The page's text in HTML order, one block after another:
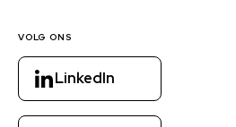
VOLG ONS
LinkedIn